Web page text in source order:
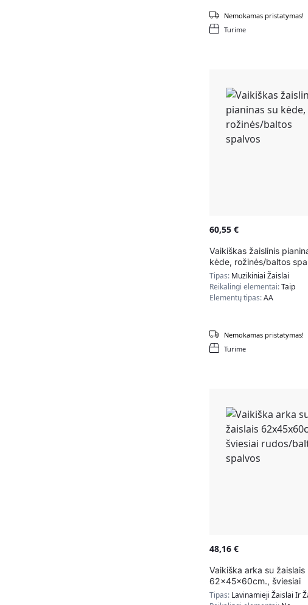
Turime
Nemokamas pristatymas!
60,55€
Vaikiškas žaislinis
kėde, rožinės/baltos
Tipas: Muzikiniai Žaislai
Reikalingi elementai:Taip
Elementų tipas:AA
Turime
Nemokamas pristatymas!
48,16€
Vaikiška arka su žaislais
62x45x60cm., šviesiai
rudos/baltos spalvos
Tipas: Lavinamieji Žaislai Ir